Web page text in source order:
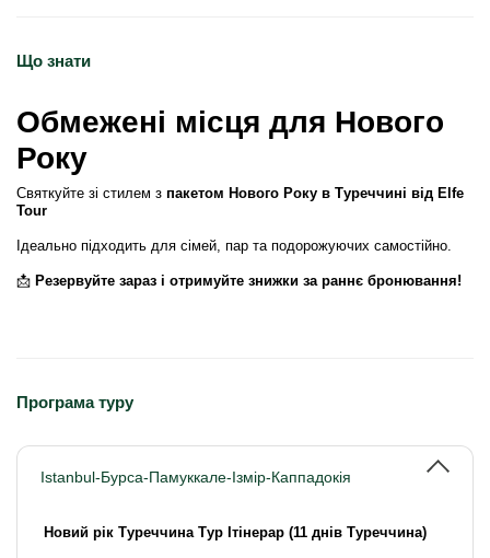
Що знати
Обмежені місця для Нового
Року
Святкуйте зі стилем з пакетом Нового Року в Туреччині від Elfe
Tour
Ідеально підходить для сімей, пар та подорожуючих самостійно.
📩 Резервуйте зараз і отримуйте знижки за раннє бронювання!
Програма туру
Іstanbul-Бурса-Памуккале-Ізмір-Каппадокія
Новий рік Туреччина Тур Ітінерар (11 днів Туреччина)